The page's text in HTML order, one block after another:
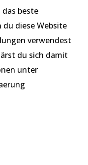
beste
du diese Website
verwendest
du sich damit
unter